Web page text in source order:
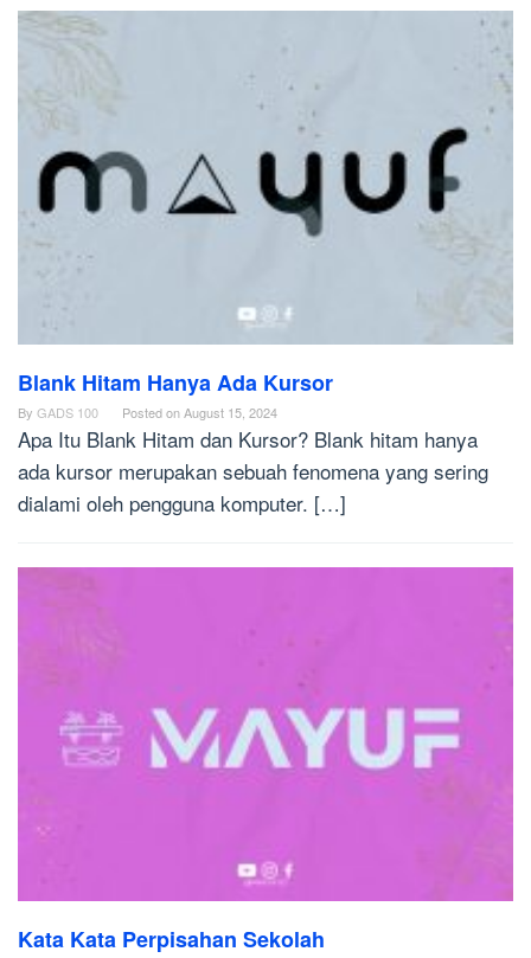
Blank Hitam Hanya Ada Kursor
By GADS 100 Posted onAugust 15, 2024
Apa Itu Blank Hitam dan Kursor? Blank hitam hanya
ada kursor merupakan sebuah fenomena yang sering
dialami oleh pengguna komputer. […]
Kata Kata Perpisahan Sekolah